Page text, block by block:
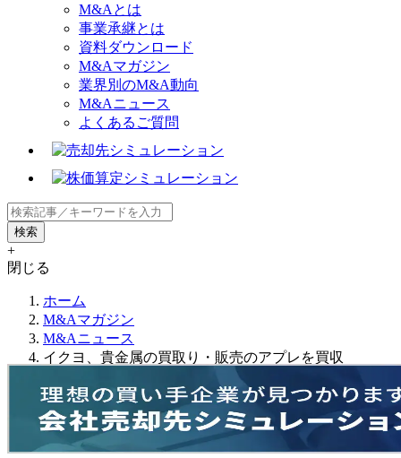
M&Aとは
事業承継とは
資料ダウンロード
M&Aマガジン
業界別のM&A動向
M&Aニュース
よくあるご質問
+
閉じる
ホーム
M&Aマガジン
M&Aニュース
イクヨ、貴金属の買取り・販売のアプレを買収